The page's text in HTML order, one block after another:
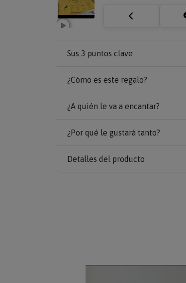
Sus 3 puntos clave
¿Cómo es este regalo?
¿A quién le va a encantar?
¿Por qué le gustará tanto?
Detalles del producto